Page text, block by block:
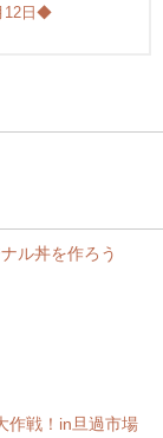
12日◆
ル丼を作ろう
作戦！in旦過市場